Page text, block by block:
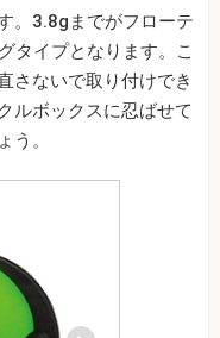
。3.8gまでがフローテ
タイプとなります。こ
さないで取り付けでき
ルボックスに忍ばせて
う。